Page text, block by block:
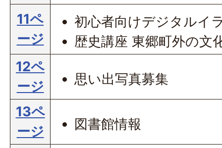
11ペ
ージ
初心者向けデジタルイ
歴史講座 東郷町外の文
12ペ
ージ
思い出写真募集
13ペ
ージ
図書館情報